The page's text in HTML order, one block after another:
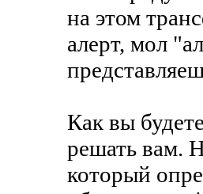
на этом
алерт, мол
Как вы
решать вам.
который